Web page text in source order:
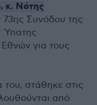
κ. Νότης
73ης Συνόδου της
Ύπατης
για τους
στάθηκε στις
από